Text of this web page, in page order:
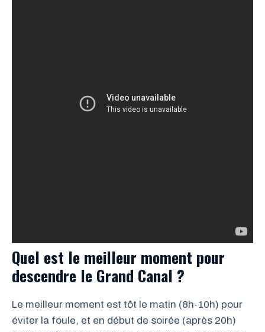
Quel est le meilleur moment pour
descendre le Grand Canal ?
Le meilleur moment est tôt le matin (8h-10h) pour
éviter la foule, et en début de soirée (après 20h)